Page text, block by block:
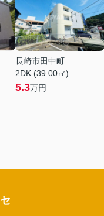
長崎市田中町
2DK (39.00㎡)
5.3万円